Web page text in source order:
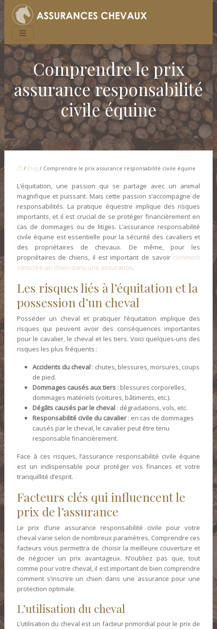
Comprendre le prix
assurance responsabilité
civile équine
/ Blog/ Comprendre le prix assurance responsabilité civile équine
L’équitation, une passion qui se partage avec un animal
magnifique et puissant. Mais cette passion s’accompagne de
responsabilités. La pratique équestre implique des risques
importants, et il est crucial de se protéger financièrement en
cas de dommages ou de litiges. L’assurance responsabilité
civile équine est essentielle pour la sécurité des cavaliers et
des propriétaires de chevaux. De même, pour les
propriétaires de chiens, il est important de savoir comment
s’inscrire un chien dans une assurance.
Les risques liés à l’équitation et la
possession d’un cheval
Posséder un cheval et pratiquer l’équitation implique des
risques qui peuvent avoir des conséquences importantes
pour le cavalier, le cheval et les tiers. Voici quelques-uns des
risques les plus fréquents :
Accidents du cheval : chutes, blessures, morsures, coups
de pied.
Dommages causés aux tiers : blessures corporelles,
dommages matériels (voitures, bâtiments, etc.).
Dégâts causés par le cheval : dégradations, vols, etc.
Responsabilité civile du cavalier: en cas de dommages
causés par le cheval, le cavalier peut être tenu
responsable financièrement.
Face à ces risques, l’assurance responsabilité civile équine
est un indispensable pour protéger vos finances et votre
tranquillité d’esprit.
Facteurs clés qui influencent le
prix de l’assurance
Le prix d’une assurance responsabilité civile pour votre
cheval varie selon de nombreux paramètres. Comprendre ces
facteurs vous permettra de choisir la meilleure couverture et
de négocier un prix avantageux. N’oubliez pas que, tout
comme pour votre cheval, il est important de bien comprendre
comment s’inscrire un chien dans une assurance pour une
protection optimale.
L’utilisation du cheval
L’utilisation du cheval est un facteur primordial pour le prix de